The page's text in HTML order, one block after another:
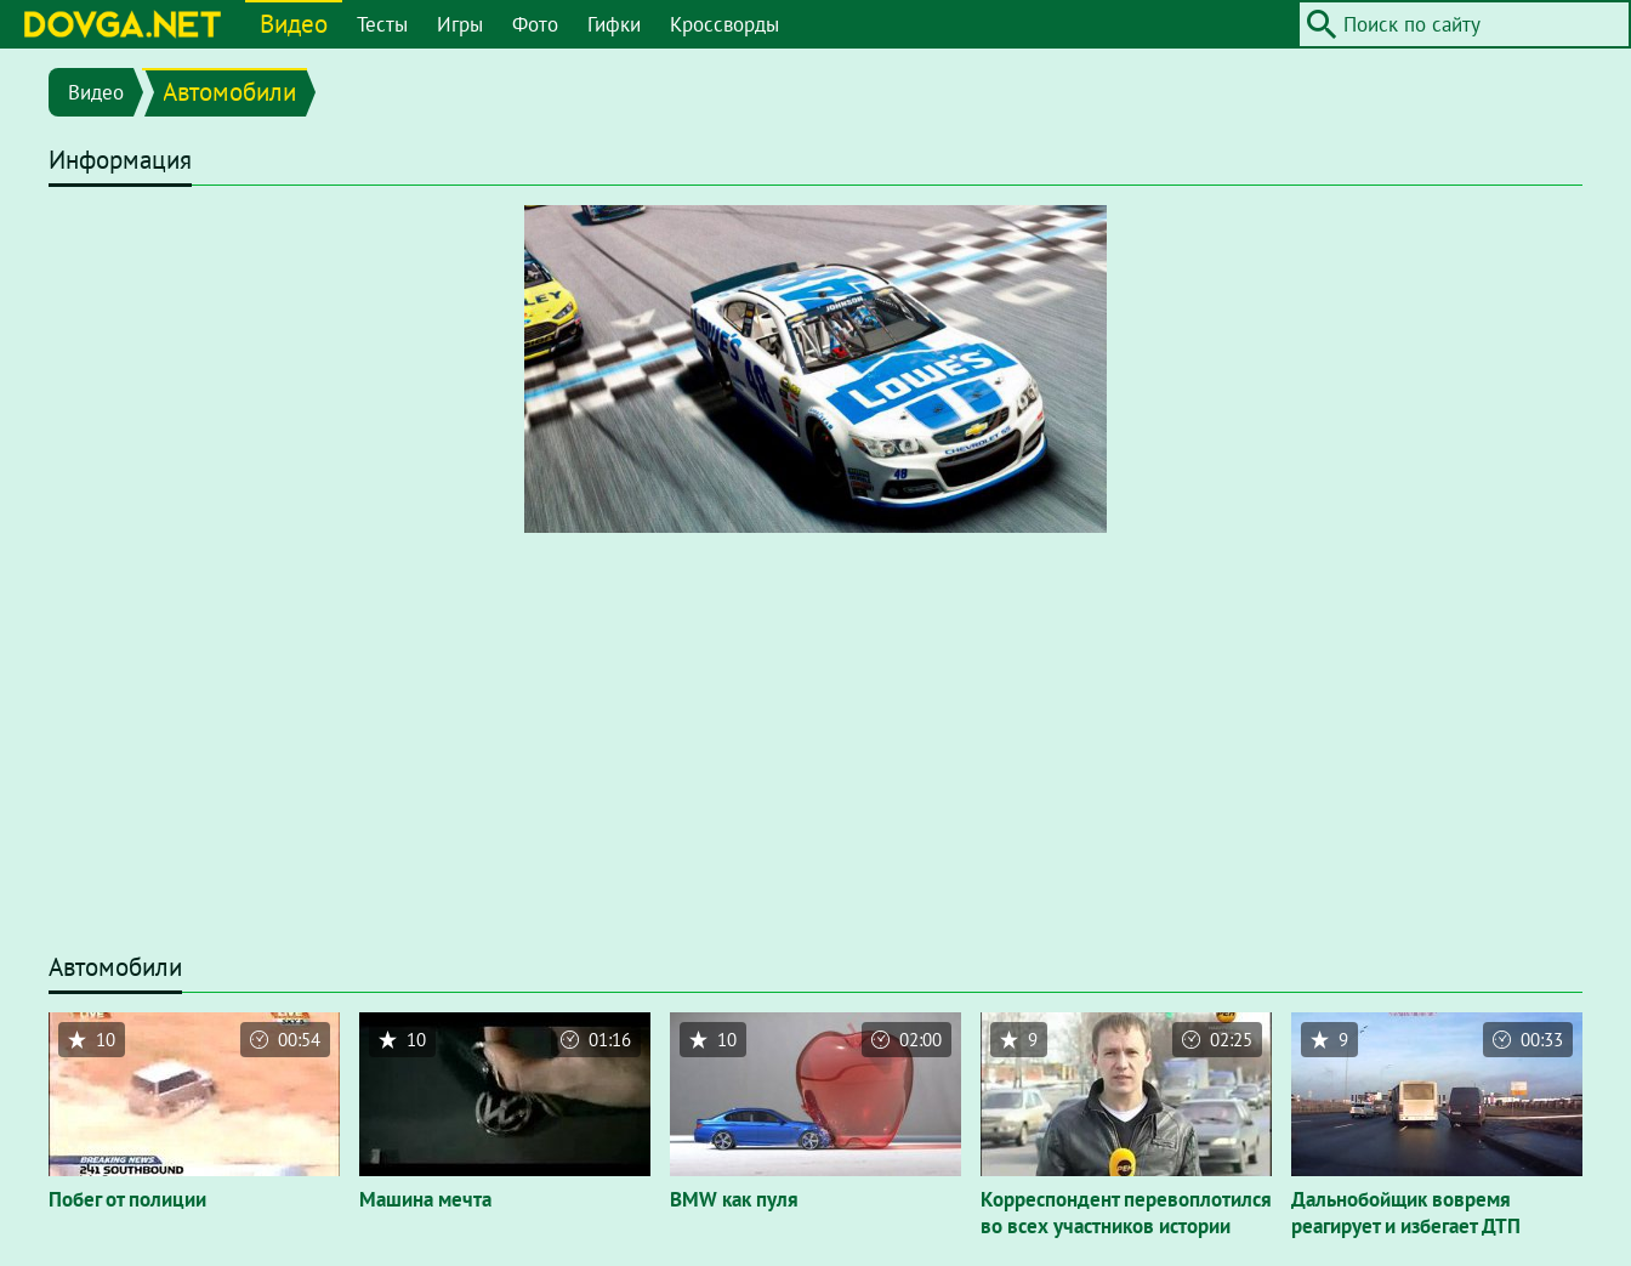
Видео Тесты Игры Фото Гифки Кроссворды
Видео Автомобили
Информация
Автомобили
Побег от полиции
10 00:54
Машина мечта
10 01:16
BMW как пуля
10 02:00
Корреспондент перевоплотился
во всех участников истории
9 02:25
Дальнобойщик вовремя
реагирует и избегает ДТП
9 00:33